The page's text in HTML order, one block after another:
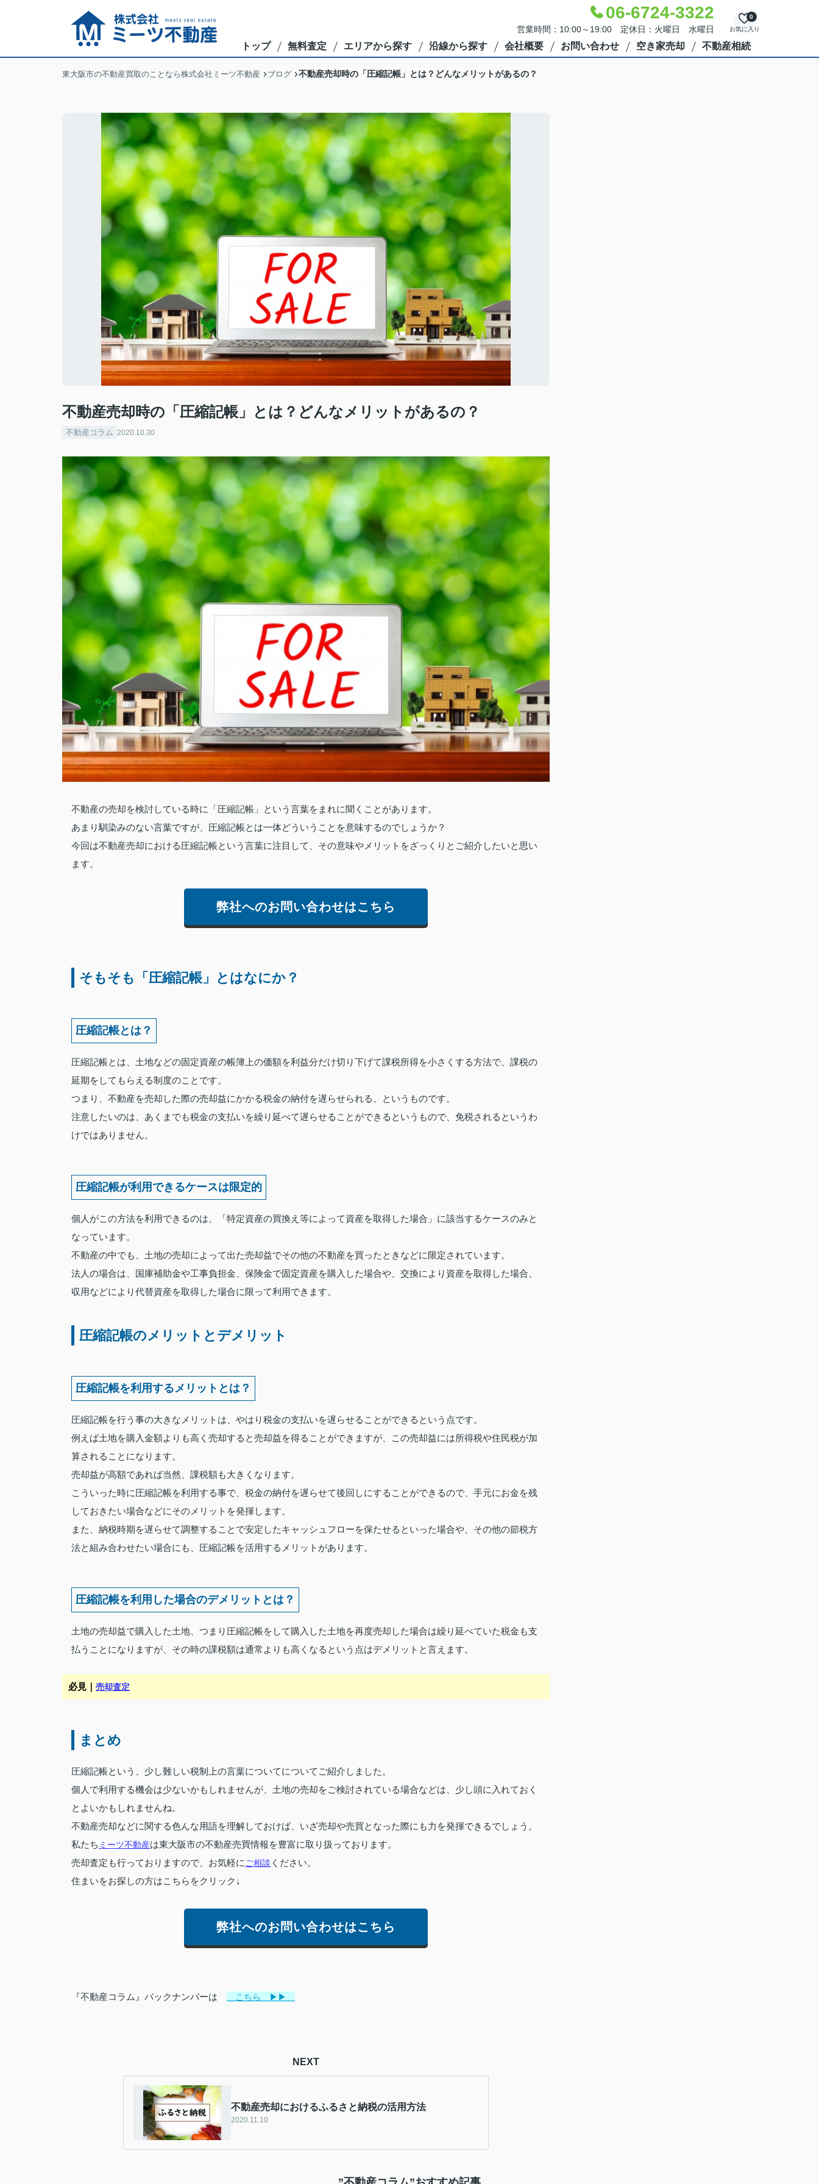
06-6724-3322
営業時間：10:00～19:00 定休日：火曜日 水曜日 お気に入り
0
トップ 無料査定 エリアから探す 沿線から探す 会社概要 お問い合わせ 空き家売却 不動産相続
東大阪市の不動産買取のことなら株式会社ミーツ不動産 ブログ 不動産売却時の「圧縮記帳」とは？どんなメリットがあるの？
不動産売却時の「圧縮記帳」とは？どんなメリットがあるの？
不動産コラム 2020.10.30
不動産の売却を検討している時に「圧縮記帳」という言葉をまれに聞くことがあります。
あまり馴染みのない言葉ですが、圧縮記帳とは一体どういうことを意味するのでしょうか？
今回は不動産売却における圧縮記帳という言葉に注目して、その意味やメリットをざっくりとご紹介したいと思い
ます。
弊社へのお問い合わせはこちら
そもそも「圧縮記帳」とはなにか？
圧縮記帳とは？
圧縮記帳とは、土地などの固定資産の帳簿上の価額を利益分だけ切り下げて課税所得を小さくする方法で、課税の
延期をしてもらえる制度のことです。
つまり、不動産を売却した際の売却益にかかる税金の納付を遅らせられる、というものです。
注意したいのは、あくまでも税金の支払いを繰り延べて遅らせることができるというもので、免税されるというわ
けではありません。
圧縮記帳が利用できるケースは限定的
個人がこの方法を利用できるのは、「特定資産の買換え等によって資産を取得した場合」に該当するケースのみと
なっています。
不動産の中でも、土地の売却によって出た売却益でその他の不動産を買ったときなどに限定されています。
法人の場合は、国庫補助金や工事負担金、保険金で固定資産を購入した場合や、交換により資産を取得した場合、
収用などにより代替資産を取得した場合に限って利用できます。
圧縮記帳のメリットとデメリット
圧縮記帳を利用するメリットとは？
圧縮記帳を行う事の大きなメリットは、やはり税金の支払いを遅らせることができるという点です。
例えば土地を購入金額よりも高く売却すると売却益を得ることができますが、この売却益には所得税や住民税が加
算されることになります。
売却益が高額であれば当然、課税額も大きくなります。
こういった時に圧縮記帳を利用する事で、税金の納付を遅らせて後回しにすることができるので、手元にお金を残
しておきたい場合などにそのメリットを発揮します。
また、納税時期を遅らせて調整することで安定したキャッシュフローを保たせるといった場合や、その他の節税方
法と組み合わせたい場合にも、圧縮記帳を活用するメリットがあります。
圧縮記帳を利用した場合のデメリットとは？
土地の売却益で購入した土地、つまり圧縮記帳をして購入した土地を再度売却した場合は繰り延べていた税金も支
払うことになりますが、その時の課税額は通常よりも高くなるという点はデメリットと言えます。
必見｜ 売却査定
まとめ
圧縮記帳という、少し難しい税制上の言葉についてについてご紹介しました。
個人で利用する機会は少ないかもしれませんが、土地の売却をご検討されている場合などは、少し頭に入れておく
とよいかもしれませんね。
不動産売却などに関する色んな用語を理解しておけば、いざ売却や売買となった際にも力を発揮できるでしょう。
私たち ミーツ不動産は東大阪市の不動産売買情報を豊富に取り扱っております。
売却査定も行っておりますので、お気軽に ご相談 ください。
住まいをお探しの方はこちらをクリック↓
弊社へのお問い合わせはこちら
『不動産コラム』バックナンバーは こちら ▶▶
NEXT
不動産売却におけるふるさと納税の活用方法
2020.11.10